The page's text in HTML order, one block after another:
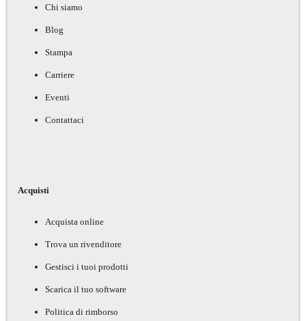
Chi siamo
Blog
Stampa
Carriere
Eventi
Contattaci
Acquisti
Acquista online
Trova un rivenditore
Gestisci i tuoi prodotti
Scarica il tuo software
Politica di rimborso